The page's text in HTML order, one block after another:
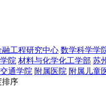
融工程研究中心 数学科学学
院 材料与化学化工学部 苏
通学院 附属医院 附属儿童
排序